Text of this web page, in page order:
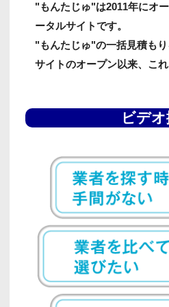
"もんたじゅ"は2011年にオ
ータルサイトです。
"もんたじゅ"の一括見積も
サイトのオープン以来、こ
ビデ